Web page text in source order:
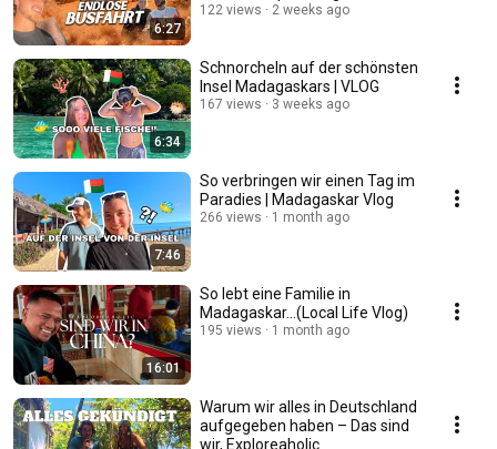
6:27
Madagascar | Travel...
122 views 2 weeks ago
6:34
Schnorcheln auf der schönsten
Insel Madagaskars | VLOG
167 views 3 weeks ago
7:46
So verbringen wir einen Tag im
Paradies | Madagaskar Vlog
266 views 1 month ago
16:01
So lebt eine Familie in
Madagaskar...(Local Life Vlog)
195 views 1 month ago
Warum wir alles in Deutschland
aufgegeben haben – Das sind
wir, Exploreaholic